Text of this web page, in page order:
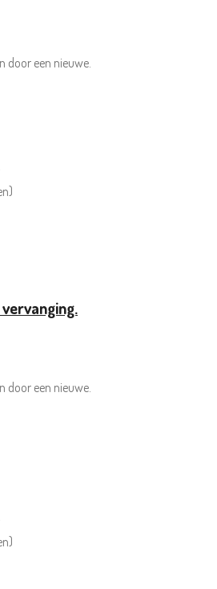
door een nieuwe.
door een nieuwe.